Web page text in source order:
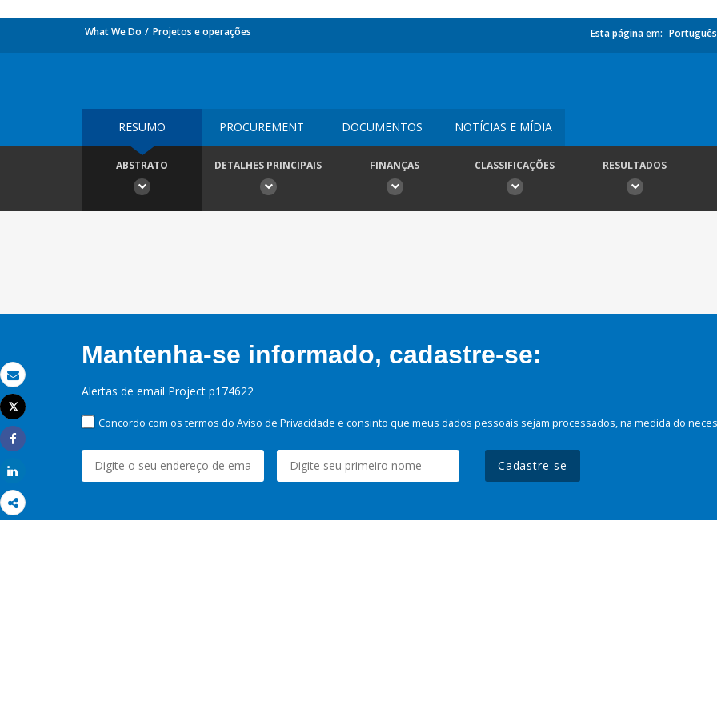
Email
Imprimir
Tweet
Share
What We Do Projetos e operações Esta página em: Português
RESUMO PROCUREMENT DOCUMENTOS NOTÍCIAS E MÍDIA
ABSTRATO DETALHES PRINCIPAIS FINANÇAS CLASSIFICAÇÕES RESULTADOS
Mantenha-se informado, cadastre-se:
Alertas de email Project p174622
Concordo com os termos do Aviso de Privacidade e consinto que meus dados pessoais sejam processados, na medida do
Cadastre-se